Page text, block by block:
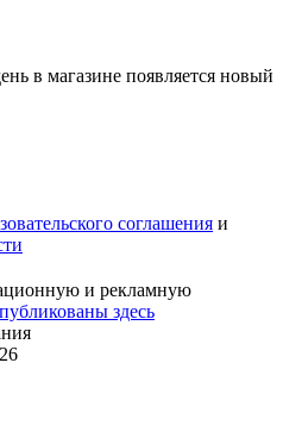
в магазине появляется новый
соглашения и
и рекламную
здесь